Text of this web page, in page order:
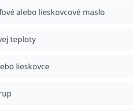
alebo lieskovcové maslo
teploty
lieskovce